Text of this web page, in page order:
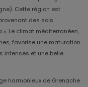
Cette région est
des sols
Le climat méditerranéen,
favorise une maturation
intenses et une belle
harmonieux de Grenache